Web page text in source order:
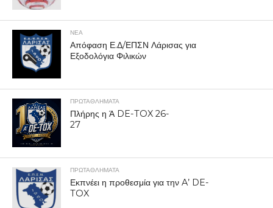
ΝΕΑ
Απόφαση Ε.Δ/ΕΠΣΝ Λάρισας για
Εξοδολόγια Φιλικών
ΠΡΩΤΑΘΛΉΜΑΤΑ
Πλήρης η Ά DE-TOX 26-
27
ΠΡΩΤΑΘΛΉΜΑΤΑ
Εκπνέει η προθεσμία για την A’ DE-
TOX